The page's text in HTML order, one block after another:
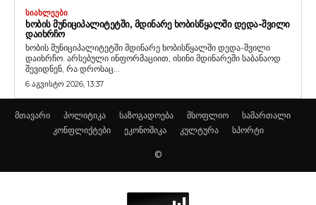
ᲡᲘᲐᲮᲚᲔᲔᲑᲘ
ᲮᲝᲑᲘᲡ ᲛᲣᲜᲘᲪᲘᲞᲐᲚᲘᲢᲔᲢᲨᲘ, ᲛᲓᲘᲜᲐᲠᲔ ᲮᲝᲑᲘᲡᲬᲧᲐᲚᲨᲘ ᲓᲔᲓᲐ-ᲨᲕᲘᲚᲘ
ᲓᲐᲘᲮᲠᲩᲝ
ხობის მუნიციპალიტეტში მდინარე ხობისწყალში დედა-შვილი
დაიხრჩო. არსებული ინფორმაციით, ისინი მდინარეში საბანაოდ
შევიდნენ, რა დროსაც...
6 აგვისტო 2026, 13:37
მთავარი პოლიტიკა საზოგადოება მსოფლიო
სამართალი
კონფლიქტები
ეკონომიკა კულტურა სპორტი
©